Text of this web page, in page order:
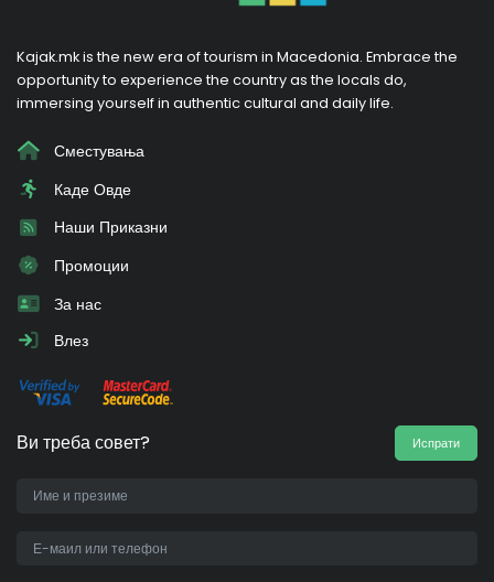
Kajak.mk is the new era of tourism in Macedonia. Embrace the
opportunity to experience the country as the locals do,
immersing yourself in authentic cultural and daily life.
Сместувања
Каде Овде
Наши Приказни
Промоции
За нас
Влез
Ви треба совет? Испрати